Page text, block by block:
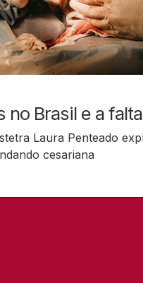
no Brasil e a
Laura Penteado
cesariana